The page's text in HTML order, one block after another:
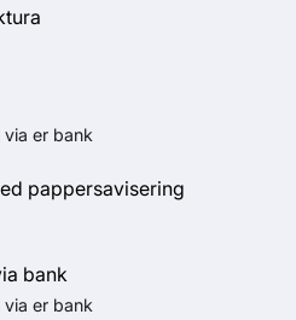
er bank
pappersavisering
bank
er bank